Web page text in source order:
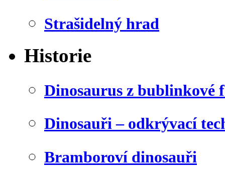
Strašidelný hrad
Historie
Dinosaurus z bublinkové
Dinosauři – odkrývací
Bramboroví dinosauři